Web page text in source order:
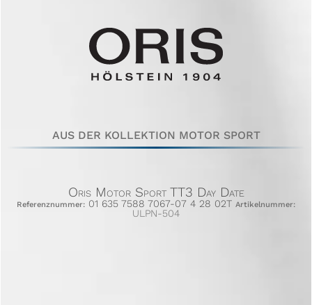
AUS DER KOLLEKTION MOTOR SPORT
Oris Motor Sport TT3 Day Date
Referenznummer: 01 635 7588 7067-07 4 28 02T Artikelnummer:
ULPN-504